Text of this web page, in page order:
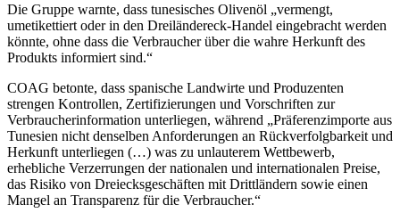
Die Gruppe warnte, dass tunesisches Olivenöl „vermengt,
umetikettiert oder in den Dreiländereck-Handel eingebracht werden
könnte, ohne dass die Verbraucher über die wahre Herkunft des
Produkts informiert sind.“
COAG betonte, dass spanische Landwirte und Produzenten
strengen Kontrollen, Zertifizierungen und Vorschriften zur
Verbraucherinformation unterliegen, während „Präferenzimporte aus
Tunesien nicht denselben Anforderungen an Rückverfolgbarkeit und
Herkunft unterliegen (…) was zu unlauterem Wettbewerb,
erhebliche Verzerrungen der nationalen und internationalen Preise,
das Risiko von Dreiecksgeschäften mit Drittländern sowie einen
Mangel an Transparenz für die Verbraucher.“